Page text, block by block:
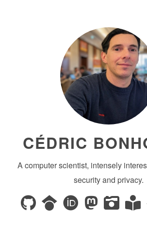
CÉDRIC
A computer scientist, intensely
security and privacy.